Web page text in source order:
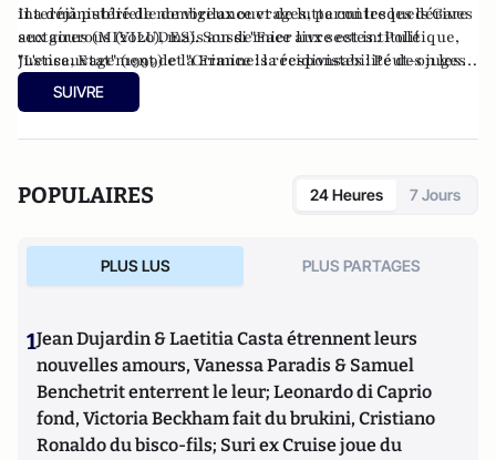
interministérielle de vigilance et de lutte contre les dérives
sectaires (MIVILUDES). Son dernier livre est intitulé
"L'ensauvagement de la France : la responsabilité des juges
et des politiques" (2023) aux éditions du Rocher.
Il a déjà publié de nombreux ouvrages, parmi lesquels Gare
aux gourous (2020), mais aussi "Face aux sectes : Politique,
Justice, Etat" (1999) et "Criminels récidivistes : Peut-on les
laisser sortir ?
" (2007).
SUIVRE
POPULAIRES 24 Heures 7 Jours
PLUS LUS PLUS PARTAGES
1Jean Dujardin & Laetitia Casta étrennent leurs
nouvelles amours, Vanessa Paradis & Samuel
Benchetrit enterrent le leur; Leonardo di Caprio
fond, Victoria Beckham fait du brukini, Cristiano
Ronaldo du bisco-fils; Suri ex Cruise joue du